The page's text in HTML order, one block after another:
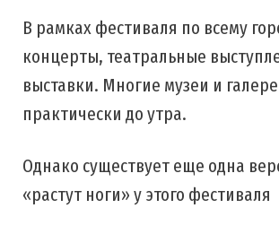
В рамках фестиваля по всему
концерты, театральные
выставки. Многие музеи и
практически до утра.
Однако существует еще одна
«растут ноги» у этого фестиваля